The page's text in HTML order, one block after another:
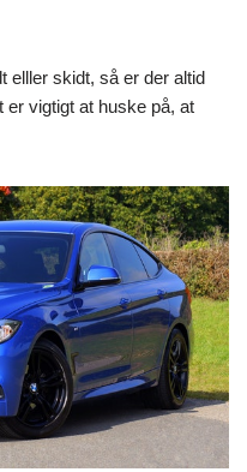
elller skidt, så er der altid
er vigtigt at huske på, at